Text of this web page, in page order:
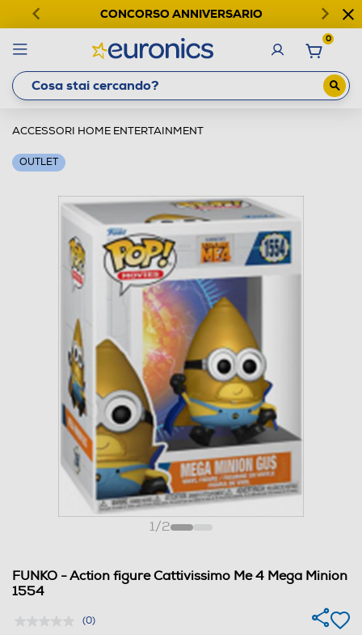
CONCORSO ANNIVERSARIO
0
ACCESSORI HOME ENTERTAINMENT
OUTLET
1/2
FUNKO - Action figure Cattivissimo Me 4 Mega Minion
1554
(0)